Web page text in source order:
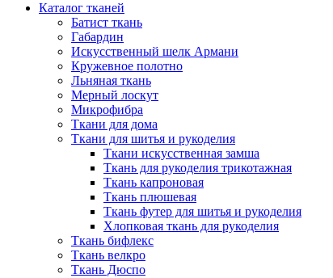
Каталог тканей
Батист ткань
Габардин
Искусственный шелк Армани
Кружевное полотно
Льняная ткань
Мерный лоскут
Микрофибра
Ткани для дома
Ткани для шитья и рукоделия
Ткани искусственная замша
Ткань для рукоделия трикотажная
Ткань капроновая
Ткань плюшевая
Ткань футер для шитья и рукоделия
Хлопковая ткань для рукоделия
Ткань бифлекс
Ткань велкро
Ткань Дюспо